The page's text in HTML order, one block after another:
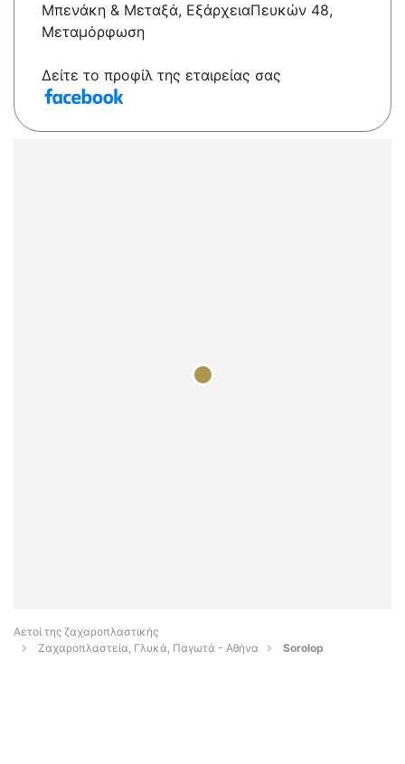
Μπενάκη & Μεταξά, ΕξάρχειαΠευκών 48,
Μεταμόρφωση
Δείτε το προφίλ της εταιρείας σας
Αετοί της ζαχαροπλαστικής
Ζαχαροπλαστεία, Γλυκά, Παγωτά - Αθήνα
Sorolop